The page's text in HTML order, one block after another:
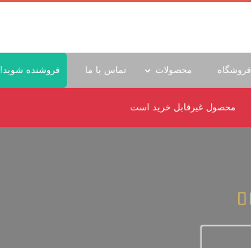
فروشگاه محصولات تماس با ما فروشنده شوید!
محصول غیرقابل خرید است